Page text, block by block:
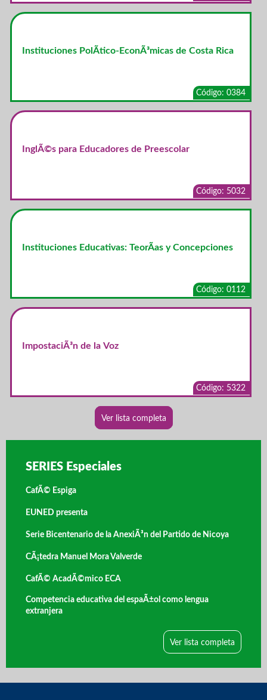
Instituciones PolÃ­tico-EconÃ³micas de Costa Rica
Código: 0384
InglÃ©s para Educadores de Preescolar
Código: 5032
Instituciones Educativas: TeorÃ­as y Concepciones
Código: 0112
ImpostaciÃ³n de la Voz
Código: 5322
Ver lista completa
SERIES Especiales
CafÃ© Espiga
EUNED presenta
Serie Bicentenario de la AnexiÃ³n del Partido de Nicoya
CÃ¡tedra Manuel Mora Valverde
CafÃ© AcadÃ©mico ECA
Competencia educativa del espaÃ±ol como lengua
extranjera
Ver lista completa